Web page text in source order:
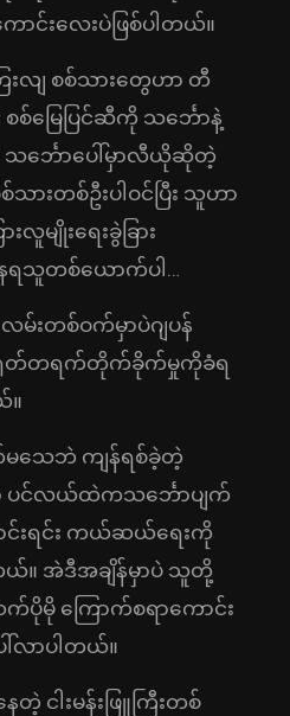
ာင်းလေးပဲဖြစ်ပါတယ်။
းလျ စစ်သားတွေဟာ တီ
စ်မြေပြင်ဆီကို သင်္ဘောနဲ့
င်္ဘောပေါ်မှာလီယိုဆိုတဲ့
သားတစ်ဦးပါဝင်ပြီး သူဟာ
လူမျိုးရေးခွဲခြား
ရသူတစ်ယောက်ပါ…
းတစ်ဝက်မှာပဲဂျပန်
တ်တရက်တိုက်ခိုက်မှုကိုခံရ
။
ေဘဲ ကျန်ရစ်ခဲ့တဲ့
ပင်လယ်ထဲကသင်္ဘောပျက်
င်းရင်း ကယ်ဆယ်ရေးကို
ယ်။ အဲဒီအချိန်မှာပဲ သူတို့
ကြောက်စရာကောင်း
လာပါတယ်။
ငါးမန်းဖြူကြီးတစ်